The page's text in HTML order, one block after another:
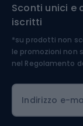
Medicina
Sconti unici e
iscritti
*su prodotti non
le promozioni non
nel Regolamento
Indirizzo e-